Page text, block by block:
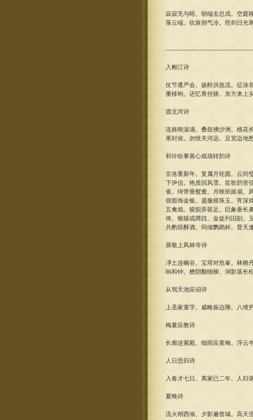
寂寂无与晤。朝端去总戎。空庭
落云端。吹旌朔气冷。照剑日光
入郴江诗
仗节遵严会。扬舲泝急流。征涂
屡移钩。还忆青丝骑。东方来上头
渡北河诗
连旌映潊浦。叠鼓拂沙洲。桃花
果封侯。勿恨关河远。且宽边地
和许给事善心戏场转韵诗
京洛重新年。复属月轮圆。云间
下伊信。艳质回风雪。笙歌韵管
雀。绮带垂鸳鸯。月映班姬扇。
假面饰金银。盛服摇珠玉。宵深
五禽戏。狻猊弄斑足。巨象垂长
倚。猴猿或蹲跂。金徒列旧刻。
共酌琼酥酒。同倾鹦鹉杯。普天
展敬上凤林寺诗
凈土连幽谷。宝塔对危峯。林栖
响和钟。檐阴翻细柳。涧影落长
从驾天池应诏诗
上圣家寰字。威略振边陲。八维
梅夏应教诗
长廊连紫殿。细雨应黄梅。浮云
人日思归诗
入春才七日。离家已二年。人归
夏晚诗
流火稍西倾。夕影遍曾城。高天